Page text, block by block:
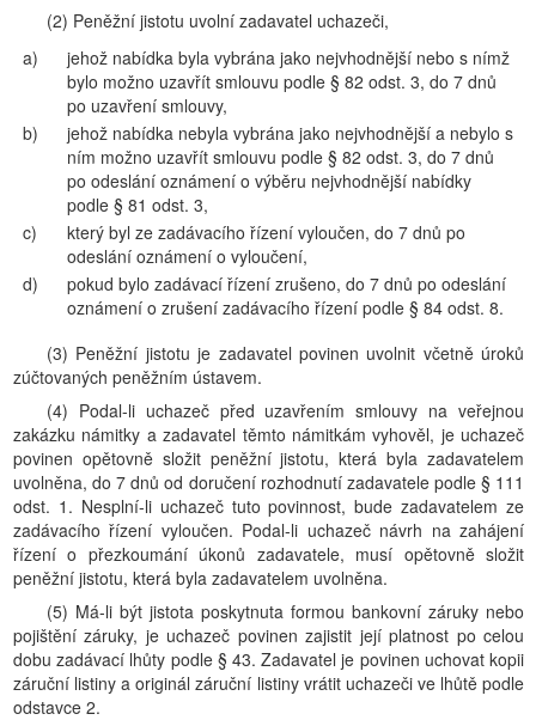
(2) Peněžní jistotu uvolní zadavatel uchazeči,
a)
jehož nabídka byla vybrána jako nejvhodnější nebo s nímž
bylo možno uzavřít smlouvu podle § 82 odst. 3, do 7 dnů
po uzavření smlouvy,
b)
jehož nabídka nebyla vybrána jako nejvhodnější a nebylo s
ním možno uzavřít smlouvu podle § 82 odst. 3, do 7 dnů
po odeslání oznámení o výběru nejvhodnější nabídky
podle § 81 odst. 3,
c)
který byl ze zadávacího řízení vyloučen, do 7 dnů po
odeslání oznámení o vyloučení,
d)
pokud bylo zadávací řízení zrušeno, do 7 dnů po odeslání
oznámení o zrušení zadávacího řízení podle § 84 odst. 8.
(3) Peněžní jistotu je zadavatel povinen uvolnit včetně úroků
zúčtovaných peněžním ústavem.
(4) Podal-li uchazeč před uzavřením smlouvy na veřejnou
zakázku námitky a zadavatel těmto námitkám vyhověl, je uchazeč
povinen opětovně složit peněžní jistotu, která byla zadavatelem
uvolněna, do 7 dnů od doručení rozhodnutí zadavatele podle § 111
odst. 1. Nesplní-li uchazeč tuto povinnost, bude zadavatelem ze
zadávacího řízení vyloučen. Podal-li uchazeč návrh na zahájení
řízení o přezkoumání úkonů zadavatele, musí opětovně složit
peněžní jistotu, která byla zadavatelem uvolněna.
(5) Má-li být jistota poskytnuta formou bankovní záruky nebo
pojištění záruky, je uchazeč povinen zajistit její platnost po celou
dobu zadávací lhůty podle § 43. Zadavatel je povinen uchovat kopii
záruční listiny a originál záruční listiny vrátit uchazeči ve lhůtě podle
odstavce 2.